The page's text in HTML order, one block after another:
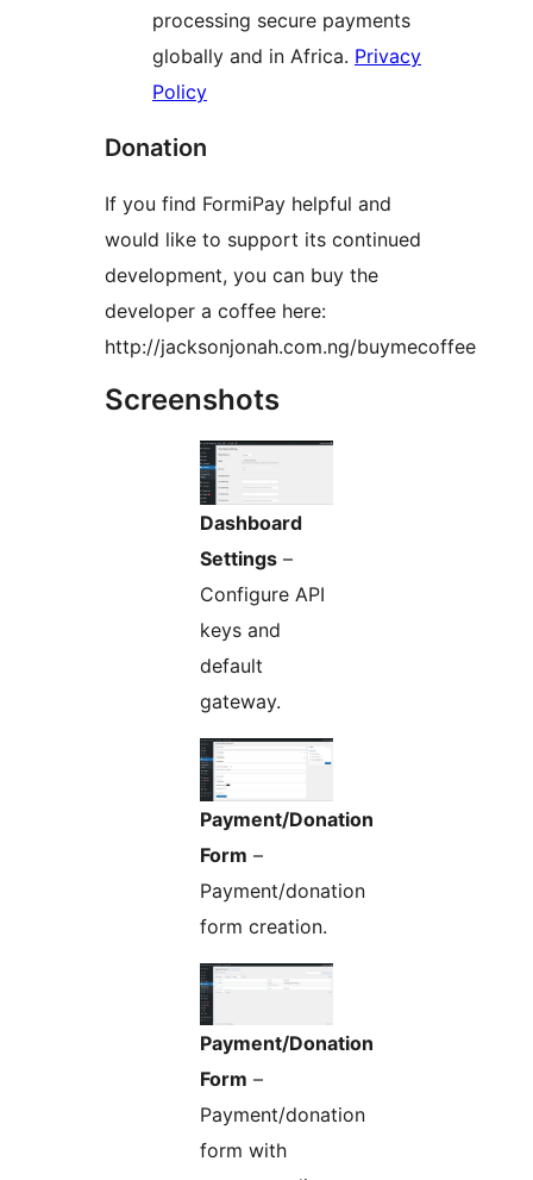
processing secure payments
globally and in Africa. Privacy
Policy
Donation
If you find FormiPay helpful and
would like to support its continued
development, you can buy the
developer a coffee here:
http://jacksonjonah.com.ng/buymecoffee
Screenshots
Dashboard
Settings –
Configure API
keys and
default
gateway.
Payment/Donation
Form –
Payment/donation
form creation.
Payment/Donation
Form –
Payment/donation
form with